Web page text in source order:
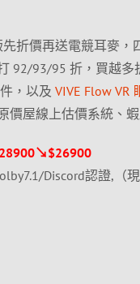
先折價再送電競耳麥
92/93/95 折，買越多
，以及 VIVE Flow VR
屋線上估價系統、蝦
Discord認證,（現